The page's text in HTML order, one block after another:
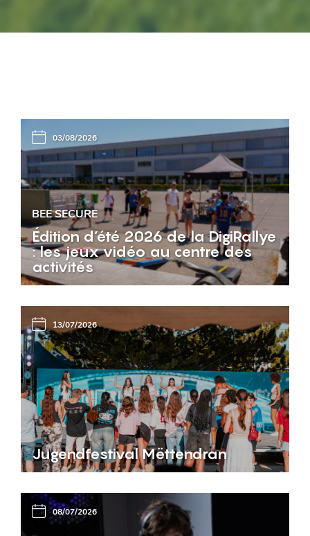
03/08/2026
BEE SECURE
Édition d’été 2026 de la DigiRallye
: les jeux vidéo au centre des
activités
13/07/2026
Jugendfestival Mëttendran
08/07/2026